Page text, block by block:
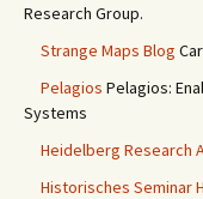
Research Group.
Strange Maps Blog
Pelagios Pelagios:
Systems
Heidelberg Research
Historisches Seminar